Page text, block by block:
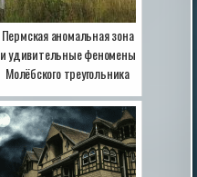
Пермская аномальная зона
и удивительные феномены
Молёбского треугольника